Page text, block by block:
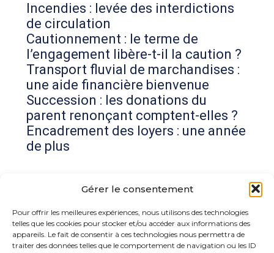
Gérer le consentement
Pour offrir les meilleures expériences, nous utilisons des technologies
telles que les cookies pour stocker et/ou accéder aux informations des
appareils. Le fait de consentir à ces technologies nous permettra de
traiter des données telles que le comportement de navigation ou les ID
Incendies : levée des interdictions
de circulation
Cautionnement : le terme de
l’engagement libère-t-il la caution ?
Transport fluvial de marchandises :
une aide financière bienvenue
Succession : les donations du
parent renonçant comptent-elles ?
Encadrement des loyers : une année
de plus
Commentaires récents
Aucun commentaire à afficher.